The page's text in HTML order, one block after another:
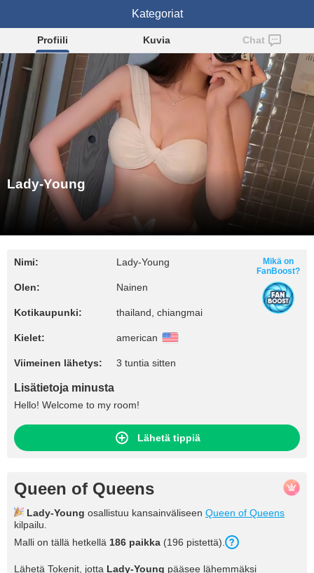
Lady-Young
Profiili Kuvia Chat
Lady-Young
Nimi: Lady-Young
Olen: Nainen
Kotikaupunki: thailand, chiangmai
Kielet: american
Viimeinen lähetys: 3 tuntia sitten
Mikä on
FanBoost?
Lisätietoja minusta
Hello! Welcome to my room!
Lähetä tippiä
Queen of Queens
Lady-Young osallistuu kansainväliseen Queen of Queens
kilpailu.
Malli on tällä hetkellä 186 paikka (196 pistettä).
Lähetä Tokenit, jotta Lady-Young pääsee lähemmäksi
Kategoriat